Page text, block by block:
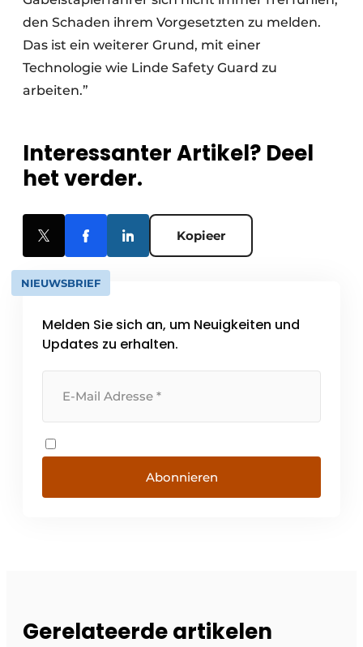
den Schaden ihrem Vorgesetzten zu melden.
Das ist ein weiterer Grund, mit einer
Technologie wie Linde Safety Guard zu
arbeiten.”
Interessanter Artikel? Deel
het verder.
Kopieer
NIEUWSBRIEF
Melden Sie sich an, um Neuigkeiten und
Updates zu erhalten.
Abonnieren
Gerelateerde artikelen